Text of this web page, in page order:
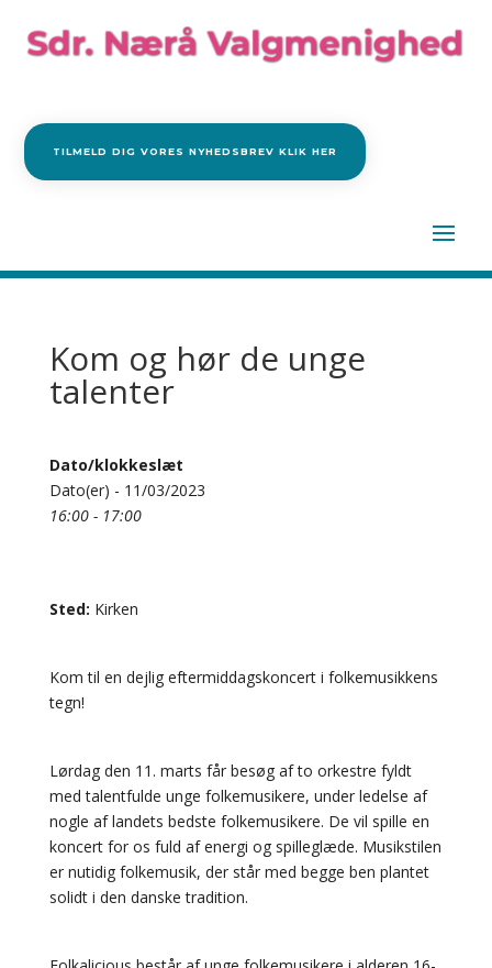
TILMELD DIG VORES NYHEDSBREV KLIK HER
Kom og hør de unge
talenter
Dato/klokkeslæt
Dato(er) - 11/03/2023
16:00 - 17:00
Sted: Kirken
Kom til en dejlig eftermiddagskoncert i folkemusikkens
tegn!
Lørdag den 11. marts får besøg af to orkestre fyldt
med talentfulde unge folkemusikere, under ledelse af
nogle af landets bedste folkemusikere. De vil spille en
koncert for os fuld af energi og spilleglæde. Musikstilen
er nutidig folkemusik, der står med begge ben plantet
solidt i den danske tradition.